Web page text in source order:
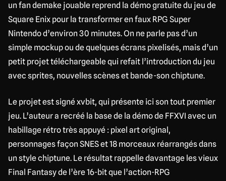
un fan demake jouable reprend la démo gratuite du jeu de
Square Enix pour la transformer en faux RPG Super
Nintendo d’environ 30 minutes. On ne parle pas d’un
simple mockup ou de quelques écrans pixelisés, mais d’un
petit projet téléchargeable qui refait l’introduction du jeu
avec sprites, nouvelles scènes et bande-son chiptune.
Le projet est signé xvbit, qui présente ici son tout premier
jeu. L’auteur a recréé la base de la démo de FFXVI avec un
habillage rétro très appuyé : pixel art original,
personnages façon SNES et 18 morceaux réarrangés dans
un style chiptune. Le résultat rappelle davantage les vieux
Final Fantasy de l’ère 16-bit que l’action-RPG